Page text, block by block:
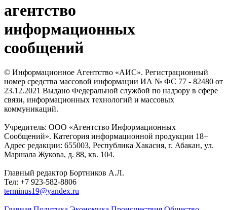
агентство
информационных
сообщений
© Информационное Агентство «АИС». Регистрационный
номер средства массовой информации ИА № ФС 77 - 82480 от
23.12.2021 Выдано Федеральной службой по надзору в сфере
связи, информационных технологий и массовых
коммуникаций.
Учредитель: ООО «Агентство Информационных
Сообщений». Категория информационной продукции 18+
Адрес редакции: 655003, Республика Хакасия, г. Абакан, ул.
Маршала Жукова, д. 88, кв. 104.
Главный редактор Бортников А.Л.
Тел: +7 923-582-8806
terminus19@yandex.ru